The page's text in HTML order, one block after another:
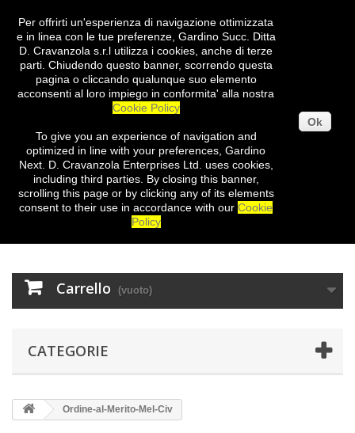
Carrello (vuoto)
CATEGORIE
Ordine-al-Merito-Mel-Civ
Per offrirti un'esperienza di navigazione ottimizzata
e in linea con le tue preferenze, Gardino Succ. Ditta
D. Cravanzola s.r.l utilizza i cookies, anche di terze
parti. Chiudendo questo banner, scorrendo questa
pagina o cliccando qualunque suo elemento
acconsenti al loro impiego in conformita' alla nostra
Cookie Policy
To give you an experience of navigation and
optimized in line with your preferences Gardino
Next. D. Cravanzola Enterprises Ltd. uses cookies,
including third parties. By closing this banner,
scrolling this page or by clicking any of its elements
consent to their use in accordance with our Cookie
Policy
Ok